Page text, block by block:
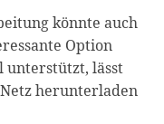
könnte auch
Option
unterstützt, lässt
herunterladen